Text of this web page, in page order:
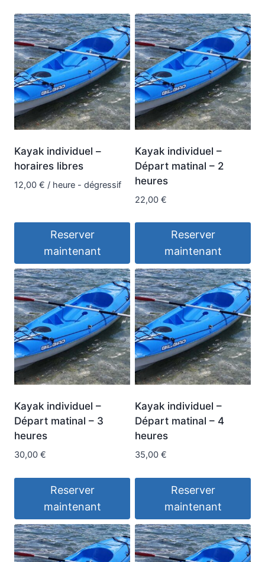
plus
récent
au
plus
ancien
Kayak individuel –
horaires libres
12,00 € / heure - dégressif
Reserver
maintenant
Kayak individuel –
Départ matinal – 2
heures
22,00 €
Reserver
maintenant
Kayak individuel –
Départ matinal – 3
heures
30,00 €
Reserver
maintenant
Kayak individuel –
Départ matinal – 4
heures
35,00 €
Reserver
maintenant